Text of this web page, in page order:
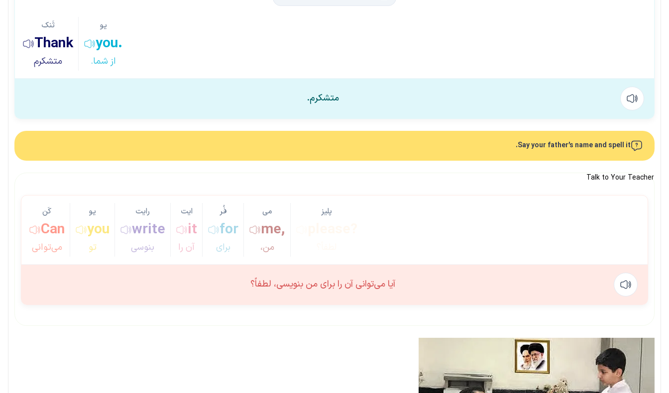
ثَنک
Thank
متشکرم
یو
you.
از شما.
متشکرم.
Say your father’s name and spell it.
Talk to Your Teacher
کَن
Can
می‌توانی
یو
you
تو
رایت
write
بنوسی
ایت
it
آن را
فُر
for
برای
می
me,
من،
پلیز
آیا می‌توانی آن را برای من بنویسی، لطفاً؟